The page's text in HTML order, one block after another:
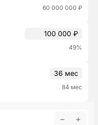
60 000 000 ₽
49%
84 мес